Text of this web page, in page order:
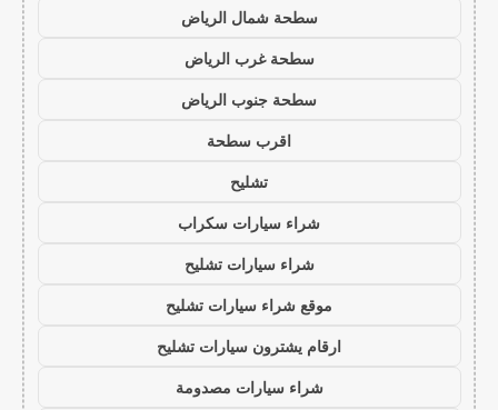
سطحة شمال الرياض
سطحة غرب الرياض
سطحة جنوب الرياض
اقرب سطحة
تشليح
شراء سيارات سكراب
شراء سيارات تشليح
موقع شراء سيارات تشليح
ارقام يشترون سيارات تشليح
شراء سيارات مصدومة